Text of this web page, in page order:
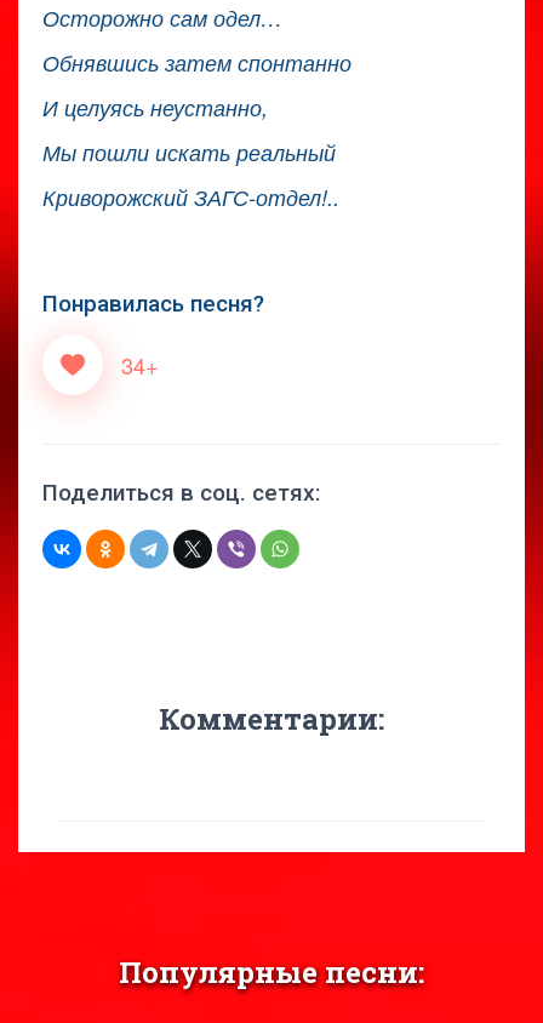
Осторожно сам одел…
Обнявшись затем спонтанно
И целуясь неустанно,
Мы пошли искать реальный
Криворожский ЗАГС-отдел!..
Понравилась песня?
34+
Поделиться в соц. сетях:
Комментарии:
Популярные песни: